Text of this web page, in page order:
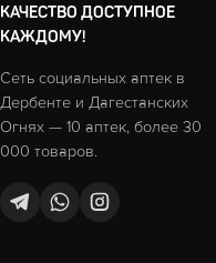
КАЧЕСТВО ДОСТУПНОЕ
КАЖДОМУ!
Сеть социальных аптек в
Дербенте и Дагестанских
Огнях — 10 аптек, более 30
000 товаров.